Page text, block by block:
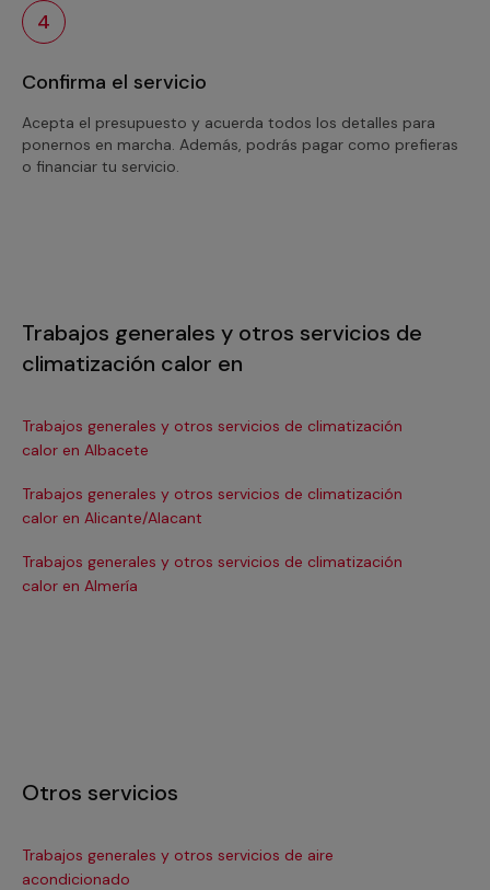
4
Confirma el servicio
Acepta el presupuesto y acuerda todos los detalles para
ponernos en marcha. Además, podrás pagar como prefieras
o financiar tu servicio.
Trabajos generales y otros servicios de
climatización calor en
Trabajos generales y otros servicios de climatización
calor en Albacete
Trabajos generales y otros servicios de climatización
calor en Alicante/Alacant
Trabajos generales y otros servicios de climatización
calor en Almería
Otros servicios
Trabajos generales y otros servicios de aire
acondicionado